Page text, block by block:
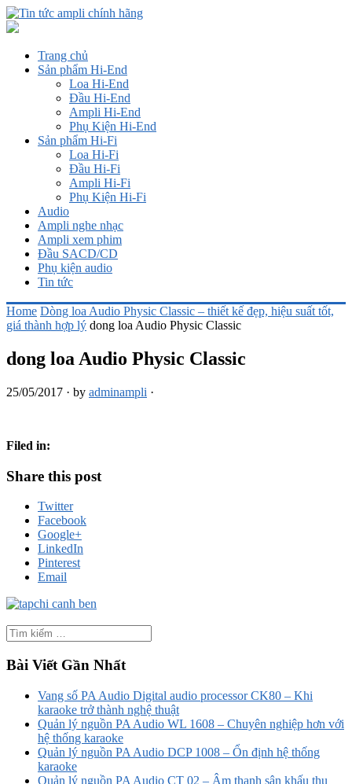
Trang chủ
Sản phẩm Hi-End
Loa Hi-End
Đầu Hi-End
Ampli Hi-End
Phụ Kiện Hi-End
Sản phẩm Hi-Fi
Loa Hi-Fi
Đầu Hi-Fi
Ampli Hi-Fi
Phụ Kiện Hi-Fi
Audio
Ampli nghe nhạc
Ampli xem phim
Đầu SACD/CD
Phụ kiện audio
Tin tức
Home Dòng loa Audio Physic Classic – thiết kế đẹp, hiệu suất tốt,
giá thành hợp lý dong loa Audio Physic Classic
dong loa Audio Physic Classic
25/05/2017 · by adminampli ·
Filed in:
Share this post
Twitter
Facebook
Google+
LinkedIn
Pinterest
Email
Bài Viết Gần Nhất
Vang số PA Audio Digital audio processor CK80 – Khi
karaoke trở thành nghệ thuật
Quản lý nguồn PA Audio WL 1608 – Chuyên nghiệp hơn với
hệ thống karaoke
Quản lý nguồn PA Audio DCP 1008 – Ổn định hệ thống
karaoke
Quản lý nguồn PA Audio CT 02 – Âm thanh sân khấu thu